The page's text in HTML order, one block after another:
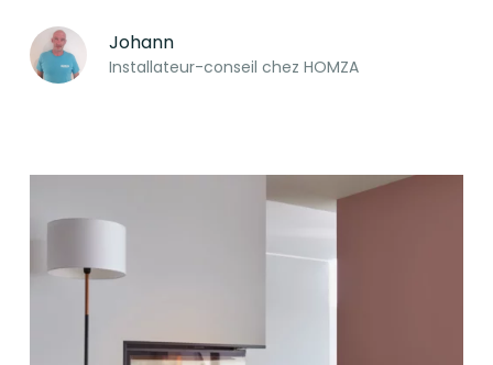
Johann
Installateur-conseil chez HOMZA